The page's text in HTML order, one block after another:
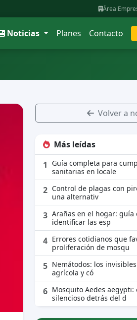
Área
Noticias Planes Contacto
Volver a
Más leídas
1
Guía completa para
sanitarias en locale
2 Control de plagas con
una alternativ
3 Arañas en el hogar: guía
identificar las esp
4 Errores cotidianos que
proliferación de mosqu
5 Nemátodos: los
agrícola y có
6 Mosquito Aedes aegypti:
silencioso detrás del d